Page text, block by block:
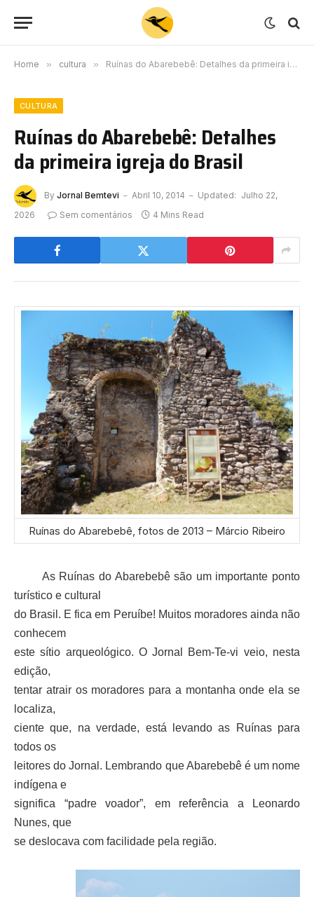
Home » cultura » Ruínas do Abarebebê: Detalhes da primeira igreja do Brasil
CULTURA
Ruínas do Abarebebê: Detalhes
da primeira igreja do Brasil
By Jornal Bemtevi Abril 10, 2014 Updated: Julho 22,
2026
Sem comentários 4 Mins Read
Ruínas do Abarebebê, fotos de 2013 – Márcio Ribeiro
As Ruínas do Abarebebê são um importante ponto
turístico e cultural
do Brasil. E fica em Peruíbe! Muitos moradores ainda não
conhecem
este sítio arqueológico. O Jornal Bem-Te-vi veio, nesta
edição,
tentar atrair os moradores para a montanha onde ela se
localiza,
ciente que, na verdade, está levando as Ruínas para
todos os
leitores do Jornal. Lembrando que Abarebebê é um nome
indígena e
significa “padre voador”, em referência a Leonardo
Nunes, que
se deslocava com facilidade pela região.